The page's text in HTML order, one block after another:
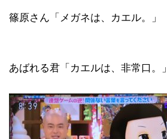
篠原さん「メガネは、カエル。」
あばれる君「カエルは、非常口。」